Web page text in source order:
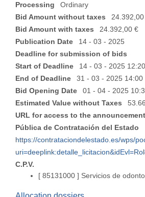
Processing
Ordinary
Bid Amount without taxes
Bid Amount with taxes
24.392,00 €
Publication Date
14 - 03 - 2025
Deadline for submission of bids
Start of Deadline
14 - 03 - 2025 12:20
End of Deadline
31 - 03 - 2025 14:00
Bid Opening Date
01 - 04 - 2025
Estimated Value without Taxes
URL for access to the
Pública de Contratación del Estado
https://contrataciondelestado.es/wps/
C.P.V.
[ 85131000 ] Servicios de